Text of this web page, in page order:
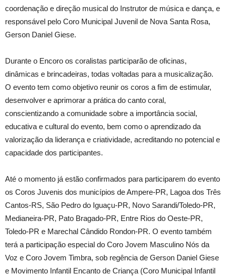
coordenação e direção musical do Instrutor de música e dança, e
responsável pelo Coro Municipal Juvenil de Nova Santa Rosa,
Gerson Daniel Giese.
Durante o Encoro os coralistas participarão de oficinas,
dinâmicas e brincadeiras, todas voltadas para a musicalização.
O evento tem como objetivo reunir os coros a fim de estimular,
desenvolver e aprimorar a prática do canto coral,
conscientizando a comunidade sobre a importância social,
educativa e cultural do evento, bem como o aprendizado da
valorização da liderança e criatividade, acreditando no potencial e
capacidade dos participantes.
Até o momento já estão confirmados para participarem do evento
os Coros Juvenis dos municípios de Ampere-PR, Lagoa dos Três
Cantos-RS, São Pedro do Iguaçu-PR, Novo Sarandi/Toledo-PR,
Medianeira-PR, Pato Bragado-PR, Entre Rios do Oeste-PR,
Toledo-PR e Marechal Cândido Rondon-PR. O evento também
terá a participação especial do Coro Jovem Masculino Nós da
Voz e Coro Jovem Timbra, sob regência de Gerson Daniel Giese
e Movimento Infantil Encanto de Criança (Coro Municipal Infantil